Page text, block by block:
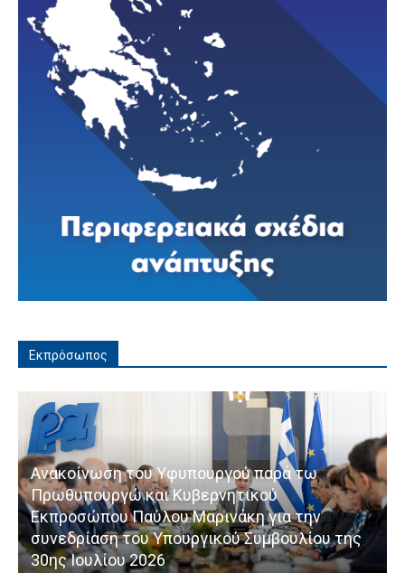
Εκπρόσωπος
Ανακοίνωση του Υφυπουργού παρά τω
Πρωθυπουργώ και Κυβερνητικού
Εκπροσώπου Παύλου Μαρινάκη για την
συνεδρίαση του Υπουργικού Συμβουλίου της
30ης Ιουλίου 2026